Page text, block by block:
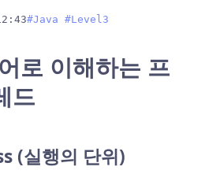
#Java #Level3
로 이해하는 프
드
(실행의 단위)